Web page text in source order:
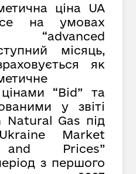
ціна UA
на умовах
“advanced
місяць,
як
“Bid” та
у звіті
Natural Gas під
Market
and Prices”
з першого